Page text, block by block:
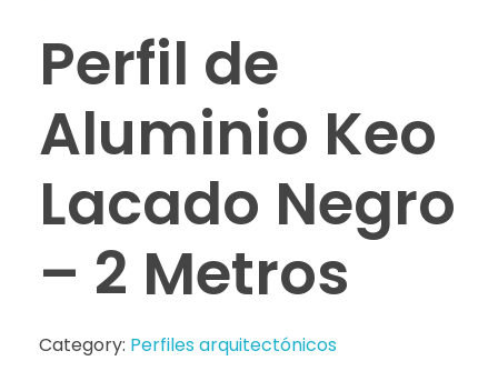
Perfil de
Aluminio Keo
Lacado Negro
– 2 Metros
Category: Perfiles arquitectónicos